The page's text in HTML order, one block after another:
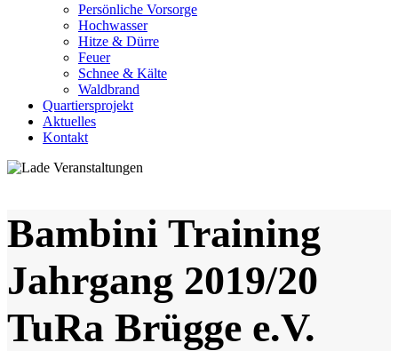
Persönliche Vorsorge
Hochwasser
Hitze & Dürre
Feuer
Schnee & Kälte
Waldbrand
Quartiersprojekt
Aktuelles
Kontakt
Bambini Training
Jahrgang 2019/20
TuRa Brügge e.V.